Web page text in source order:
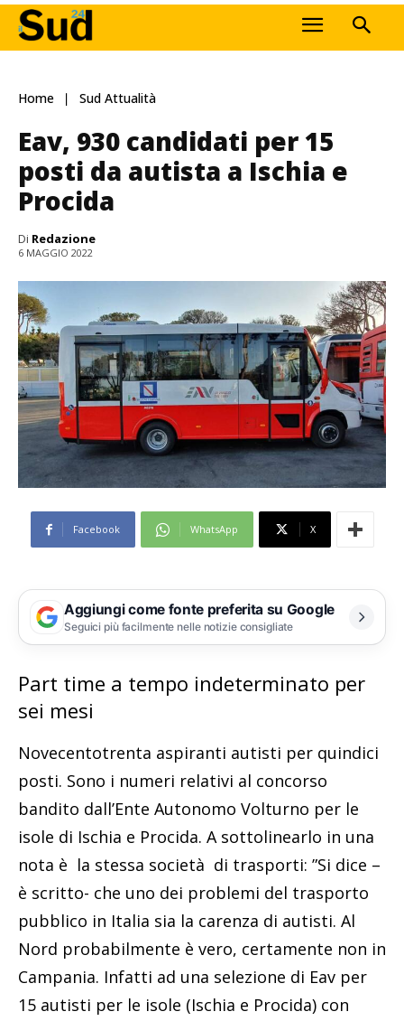
Home Sud Attualità
Eav, 930 candidati per 15
posti da autista a Ischia e
Procida
Di Redazione
6 MAGGIO 2022
Facebook WhatsApp X
Aggiungi come fonte preferita su Google
Seguici più facilmente nelle notizie consigliate
Part time a tempo indeterminato per
sei mesi
Novecentotrenta aspiranti autisti per quindici
posti. Sono i numeri relativi al concorso
bandito dall’Ente Autonomo Volturno per le
isole di Ischia e Procida. A sottolinearlo in una
nota è la stessa società di trasporti: ”Si dice –
è scritto- che uno dei problemi del trasporto
pubblico in Italia sia la carenza di autisti. Al
Nord probabilmente è vero, certamente non in
Campania. Infatti ad una selezione di Eav per
15 autisti per le isole (Ischia e Procida) con